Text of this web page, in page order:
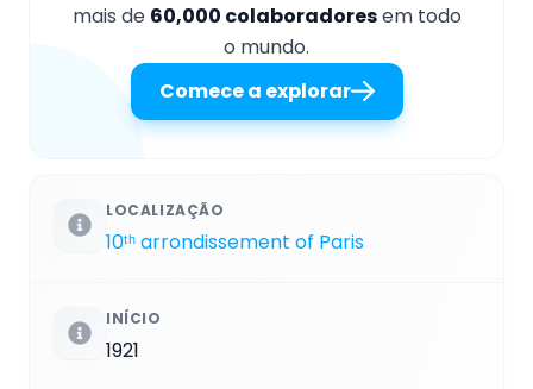
mais de 60,000 colaboradoresem todo
o mundo.
Comece a explorar
LOCALIZAÇÃO
10ᵗʰ arrondissement of Paris
INÍCIO
1921